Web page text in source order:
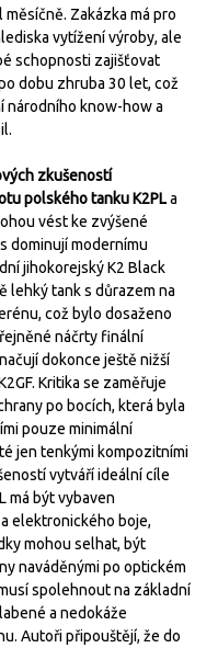
Zakázka má pro
vytížení výroby, ale
schopnosti zajišťovat
dobu zhruba 30 let, což
národního know-how a
zkušeností
polského tanku K2PLa
vést ke zvýšené
dominují modernímu
jihokorejský K2 Black
lehký tank s důrazem na
což bylo dosaženo
náčrty finální
dokonce ještě nižší
Kritika se zaměřuje
po bocích, která byla
pouze minimální
jen tenkými kompozitními
vytváří ideální cíle
má být vybaven
elektronického boje,
mohou selhat, být
naváděnými po optickém
spolehnout na základní
a nedokáže
Autoři připouštějí, že do